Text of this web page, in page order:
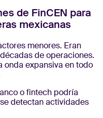
de FinCEN para
mexicanas
menores. Eran
de operaciones.
onda expansiva en todo
o fintech podría
detectan actividades